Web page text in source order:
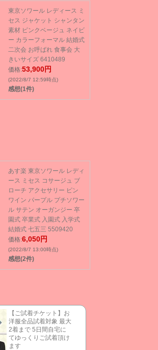
東京ソワール レディース ミ
セス ジャケット シャンタン
素材 ピンクベージュ ネイビ
ー カラーフォーマル 結婚式
二次会 お呼ばれ 食事会 大
きいサイズ 6410489
価格:53,900円
(2022/8/7 12:59時点)
感想(1件)
あす楽 東京ソワール レディ
ース ミセス コサージュ ブ
ローチ アクセサリー ピン
ワイン パープル プチソワー
ル サテン オーガンジー 卒
園式 卒業式 入園式 入学式
結婚式 七五三 5509420
価格:6,050円
(2022/8/7 13:00時点)
感想(2件)
【ご試着チケット】お
洋服全品試着対象 最大
2着まで 5日間自宅に
てゆっくりご試着頂け
ます